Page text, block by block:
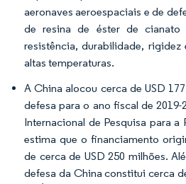
aeronaves aeroespaciais e de
de resina de éster de cianato
resistência, durabilidade,
altas temperaturas.
A China alocou cerca de USD
defesa para o ano fiscal de
Internacional de Pesquisa para a
estima que o financiamento
de cerca de USD 250 milhões.
defesa da China constitui cerca